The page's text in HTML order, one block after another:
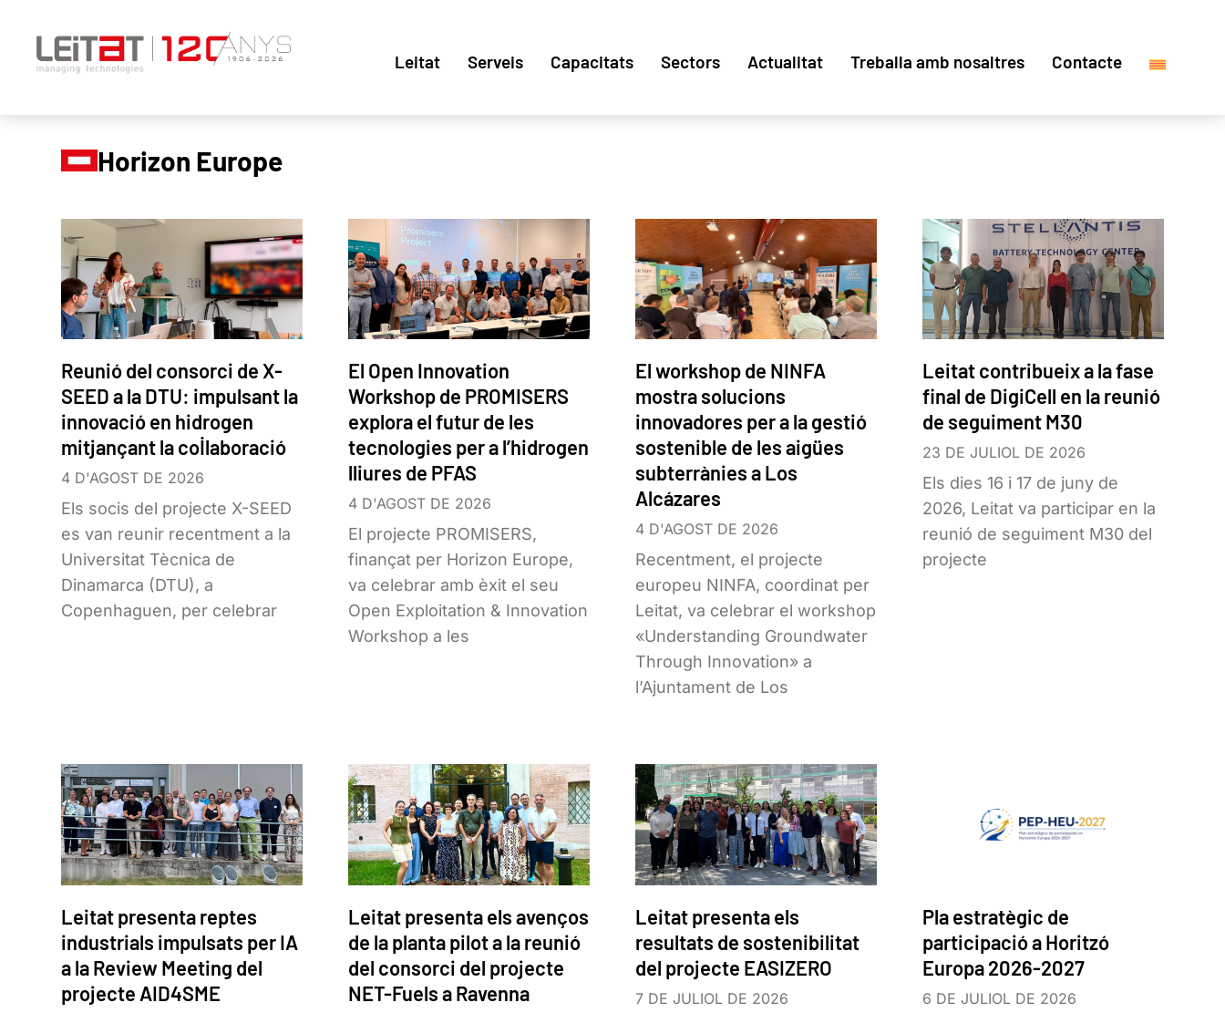
Leitat Serveis Capacitats Sectors Actualitat Treballa amb nosaltres Contacte
Horizon Europe
Reunió del consorci de X-
SEED a la DTU: impulsant la
innovació en hidrogen
mitjançant la col·laboració
4 D'AGOST DE 2026
Els socis del projecte X-SEED
es van reunir recentment a la
Universitat Tècnica de
Dinamarca (DTU), a
Copenhaguen, per celebrar
El Open Innovation
Workshop de PROMISERS
explora el futur de les
tecnologies per a l’hidrogen
lliures de PFAS
4 D'AGOST DE 2026
El projecte PROMISERS,
finançat per Horizon Europe,
va celebrar amb èxit el seu
Open Exploitation & Innovation
Workshop a les
El workshop de NINFA
mostra solucions
innovadores per a la gestió
sostenible de les aigües
subterrànies a Los
Alcázares
4 D'AGOST DE 2026
Recentment, el projecte
europeu NINFA, coordinat per
Leitat, va celebrar el workshop
«Understanding Groundwater
Through Innovation» a
l’Ajuntament de Los
Leitat contribueix a la fase
final de DigiCell en la reunió
de seguiment M30
23 DE JULIOL DE 2026
Els dies 16 i 17 de juny de
2026, Leitat va participar en la
reunió de seguiment M30 del
projecte
Leitat presenta reptes
industrials impulsats per IA
a la Review Meeting del
projecte AID4SME
Leitat presenta els avenços
de la planta pilot a la reunió
del consorci del projecte
NET-Fuels a Ravenna
Leitat presenta els
resultats de sostenibilitat
del projecte EASIZERO
7 DE JULIOL DE 2026
Pla estratègic de
participació a Horitzó
Europa 2026-2027
6 DE JULIOL DE 2026